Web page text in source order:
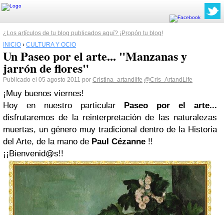
¿Los artículos de tu blog publicados aquí? ¡Propón tu blog!
INICIO › CULTURA Y OCIO
Un Paseo por el arte... "Manzanas y
jarrón de flores"
Publicado el 05 agosto 2011 por Cristina_artandlife @Cris_ArtandLife
¡Muy buenos viernes!
Hoy en nuestro particular Paseo por el arte...
disfrutaremos de la reinterpretación de las naturalezas
muertas, un género muy tradicional dentro de la Historia
del Arte, de la mano de Paul Cézanne !!
¡¡Bienvenid@s!!